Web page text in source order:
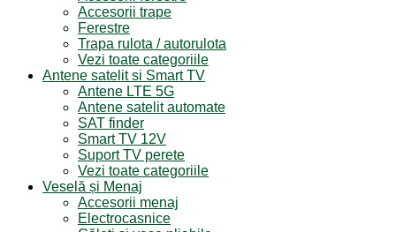
Accesorii trape
Ferestre
Trapa rulota / autorulota
Vezi toate categoriile
Antene satelit si Smart TV
Antene LTE 5G
Antene satelit automate
SAT finder
Smart TV 12V
Suport TV perete
Vezi toate categoriile
Veselă și Menaj
Accesorii menaj
Electrocasnice